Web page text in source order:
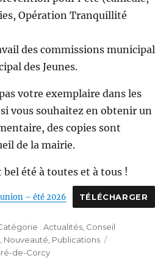
Opération Tranquillité
des commissions
des Jeunes.
votre exemplaire dans les
vous souhaitez en obtenir un
des copies sont
de la mairie.
été à toutes et à tous !
– été 2026 TÉLÉCHARGER
Catégories
Actualités, Conseil
Nouveauté Publications
de-Corcy